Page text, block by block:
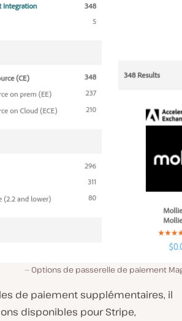
Options de passerelle de paiement
de paiement supplémentaires, il
disponibles pour Stripe,